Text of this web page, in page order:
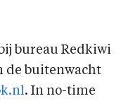
bureau Redkiwi
de buitenwacht
. In no-time